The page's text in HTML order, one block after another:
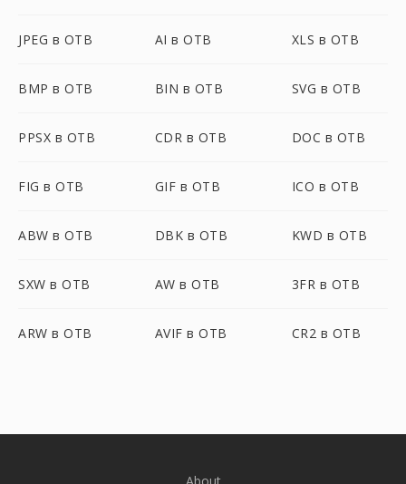
JPEG в OTB AI в OTB XLS в OTB
BMP в OTB BIN в OTB SVG в OTB
PPSX в OTB CDR в OTB DOC в OTB
FIG в OTB GIF в OTB ICO в OTB
ABW в OTB DBK в OTB KWD в OTB
SXW в OTB AW в OTB 3FR в OTB
ARW в OTB AVIF в OTB CR2 в OTB